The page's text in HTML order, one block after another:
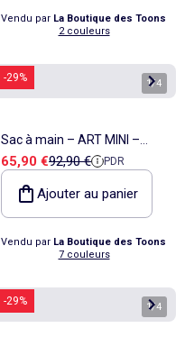
Vendu par La Boutique des Toons
2 couleurs
-29% 1/4
Sac à main – ART MINI –
Kipling
Prix de vente
65,90 €Prix de référence
92,90 € PDR
Ajouter au panier
Vendu par La Boutique des Toons
7 couleurs
-29% 1/4